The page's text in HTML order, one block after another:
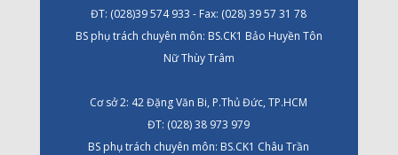
ĐT: (028)39 574 933 - Fax: (028) 39 57 31 78
BS phụ trách chuyên môn: BS.CK1 Bảo Huyền Tôn
Nữ Thùy Trâm
Cơ sở 2: 42 Đặng Văn Bi, P.Thủ Đức, TP.HCM
ĐT: (028) 38 973 979
BS phụ trách chuyên môn: BS.CK1 Châu Trần